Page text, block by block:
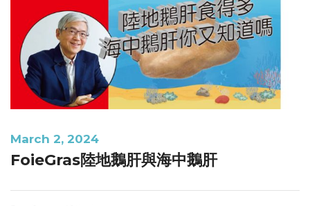
March 2, 2024
FoieGras陸地鵝肝與海中鵝肝